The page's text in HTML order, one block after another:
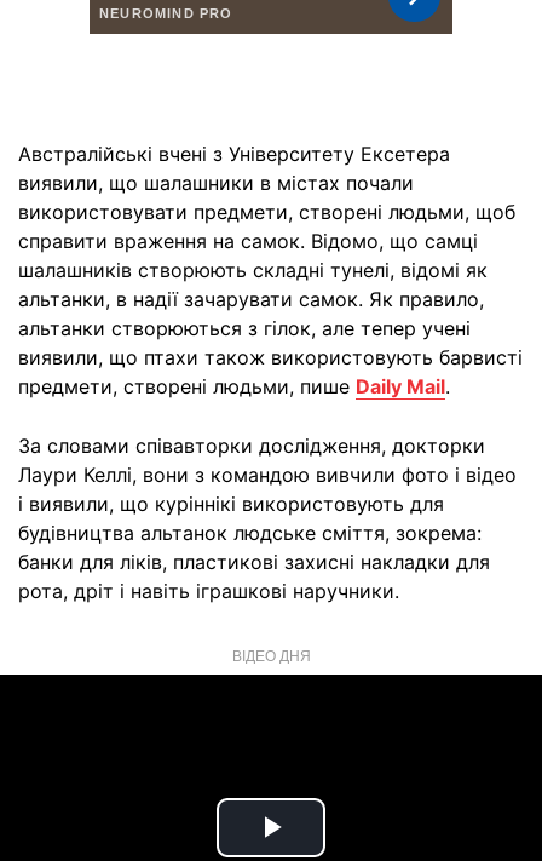
Австралійські вчені з Університету Ексетера
виявили, що шалашники в містах почали
використовувати предмети, створені людьми, щоб
справити враження на самок. Відомо, що самці
шалашників створюють складні тунелі, відомі як
альтанки, в надії зачарувати самок. Як правило,
альтанки створюються з гілок, але тепер учені
виявили, що птахи також використовують барвисті
предмети, створені людьми, пише Daily Mail.
За словами співавторки дослідження, докторки
Лаури Келлі, вони з командою вивчили фото і відео
і виявили, що куріннікі використовують для
будівництва альтанок людське сміття, зокрема:
банки для ліків, пластикові захисні накладки для
рота, дріт і навіть іграшкові наручники.
ВІДЕО ДНЯ